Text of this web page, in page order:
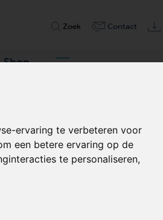
ervaring te verbeteren voor
een betere ervaring op de
te personaliseren,
Zoek Contact
Shop